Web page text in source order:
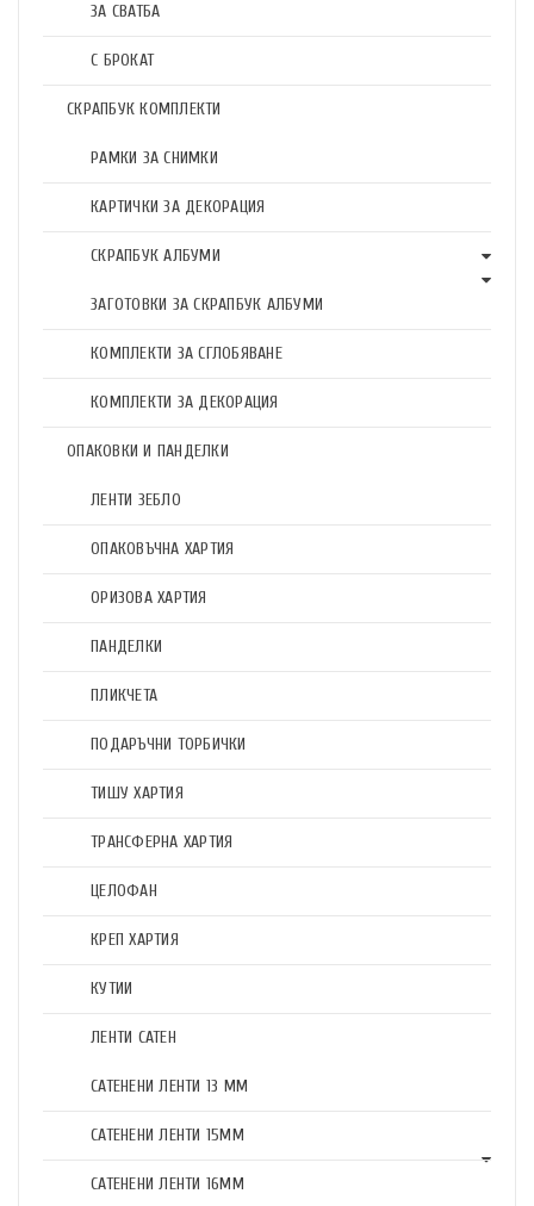
ЗА СВАТБА
С БРОКАТ
СКРАПБУК КОМПЛЕКТИ
РАМКИ ЗА СНИМКИ
КАРТИЧКИ ЗА ДЕКОРАЦИЯ
СКРАПБУК АЛБУМИ
ЗАГОТОВКИ ЗА СКРАПБУК АЛБУМИ
КОМПЛЕКТИ ЗА СГЛОБЯВАНЕ
КОМПЛЕКТИ ЗА ДЕКОРАЦИЯ
ОПАКОВКИ И ПАНДЕЛКИ
ЛЕНТИ ЗЕБЛО
ОПАКОВЪЧНА ХАРТИЯ
ОРИЗОВА ХАРТИЯ
ПАНДЕЛКИ
ПЛИКЧЕТА
ПОДАРЪЧНИ ТОРБИЧКИ
ТИШУ ХАРТИЯ
ТРАНСФЕРНА ХАРТИЯ
ЦЕЛОФАН
КРЕП ХАРТИЯ
КУТИИ
ЛЕНТИ САТЕН
САТЕНЕНИ ЛЕНТИ 13 ММ
САТЕНЕНИ ЛЕНТИ 15ММ
САТЕНЕНИ ЛЕНТИ 16ММ